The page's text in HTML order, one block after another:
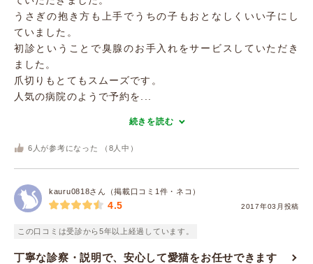
うさぎの抱き方も上手でうちの子もおとなしくいい子にし
ていました。
初診ということで臭腺のお手入れをサービスしていただき
ました。
爪切りもとてもスムーズです。
人気の病院のようで予約を...
続きを読む
6 人が参考になった （ 8 人中）
kauru0818さん（掲載口コミ1件・ネコ）
2017年03月投稿
4.5
この口コミは受診から5年以上経過しています。
丁寧な診察・説明で、安心して愛猫をお任せできます